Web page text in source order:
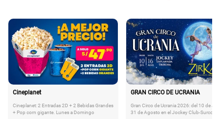
Cineplanet
Cineplanet: 2 Entradas 2D + 2 Bebidas Grandes
+ Pop corn gigante. Lunes a Domingo
GRAN CIRCO DE UCRANIA
Gran Circo de Ucrania 2026: del 10 de
31 de Agosto en el Jockey Club-Surco